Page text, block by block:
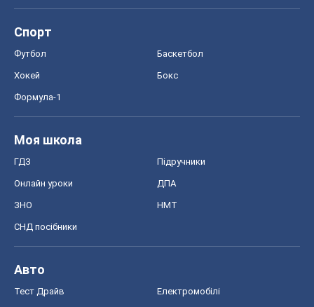
Спорт
Футбол Баскетбол
Хокей Бокс
Формула-1
Моя школа
ГДЗ Підручники
Онлайн уроки ДПА
ЗНО НМТ
СНД посібники
Авто
Тест Драйв Електромобілі